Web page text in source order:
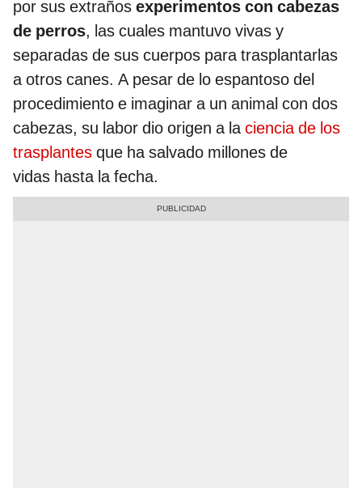
por sus extraños experimentos con cabezas
de perros, las cuales mantuvo vivas y
separadas de sus cuerpos para trasplantarlas
a otros canes. A pesar de lo espantoso del
procedimiento e imaginar a un animal con dos
cabezas, su labor dio origen a laciencia de los
trasplantes que ha salvado millones de
vidas hasta la fecha.